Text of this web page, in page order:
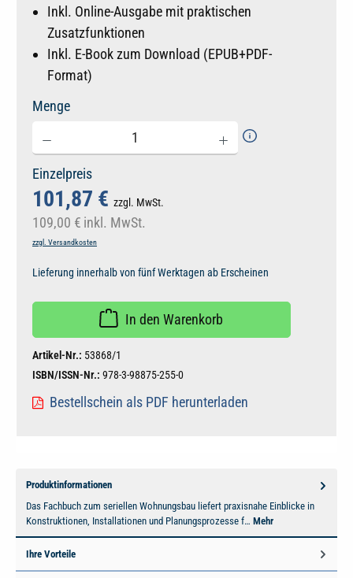
Inkl. Online-Ausgabe mit praktischen
Zusatzfunktionen
Inkl. E-Book zum Download (EPUB+PDF-
Format)
Menge
Einzelpreis
101,87 € zzgl. MwSt.
109,00 € inkl. MwSt.
zzgl. Versandkosten
Lieferung innerhalb von fünf Werktagen ab Erscheinen
In den Warenkorb
Artikel-Nr.: 53868/1
ISBN/ISSN-Nr.: 978-3-98875-255-0
Bestellschein als PDF herunterladen
Produktinformationen
Das Fachbuch zum seriellen Wohnungsbau liefert praxisnahe Einblicke in
Konstruktionen, Installationen und Planungsprozesse f… Mehr
Ihre Vorteile